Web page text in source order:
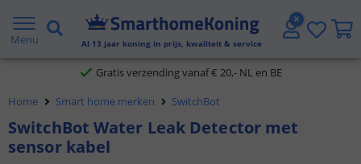
Menu Al 13 jaar koning in prijs, kwaliteit & service
2 jaar garantie
Gratis verzending vanaf € 20,- NL en BE
Klantbeoordeling 9.1
Voor 23:45 uur besteld,
Home Smart home merken SwitchBot
​SwitchBot Water Leak Detector met
sensor kabel